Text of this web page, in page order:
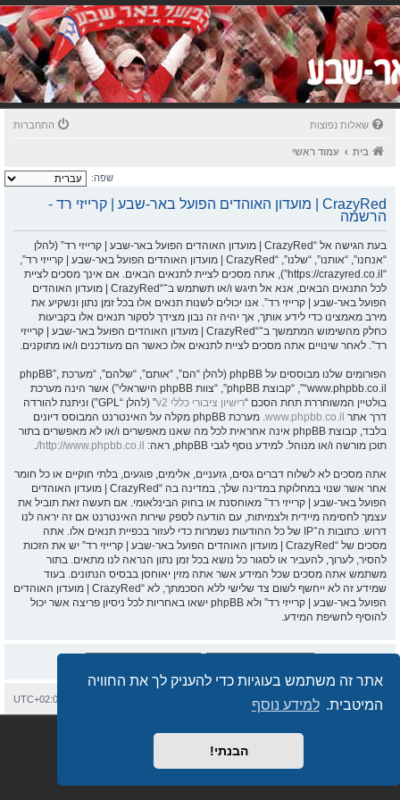
אתר זה משתמש בעוגיות כדי להעניק לך את החוויה
המיטבית. למידע נוסף
הבנתי!
שאלות נפוצות התחברות
בית עמוד ראשי
שפה:
CrazyRed | מועדון האוהדים הפועל באר-שבע | קרייזי רד -
הרשמה
בעת הגישה אל “CrazyRed | מועדון האוהדים הפועל באר-שבע | קרייזי רד” (להלן
“אנחנו”, “אותנו”, “שלנו”, “CrazyRed | מועדון האוהדים הפועל באר-שבע | קרייזי רד”,
“https://crazyred.co.il”), אתה מסכים לציית לתנאים הבאים. אם אינך מסכים לציית
לכל התנאים הבאים, אנא אל תיגש ו/או תשתמש ב־“CrazyRed | מועדון האוהדים
הפועל באר-שבע | קרייזי רד”. אנו יכולים לשנות תנאים אלו בכל זמן נתון ונשקיע את
מירב מאמצינו כדי לידע אותך, אך יהיה זה נבון מצידך לסקור תנאים אלו בקביעות
כחלק מהשימוש המתמשך ב־“CrazyRed | מועדון האוהדים הפועל באר-שבע | קרייזי
רד”. לאחר שינויים אתה מסכים לציית לתנאים אלו כאשר הם מעודכנים ו/או מתוקנים.
הפורומים שלנו מבוססים על phpBB (להלן “הם”, “אותם”, “שלהם”, “מערכת phpBB”,
“www.phpbb.co.il”, “קבוצת phpBB”, “צוות phpBB הישראלי”) אשר הינה מערכת
בולטיין המשוחררת תחת הסכם “רישיון ציבורי כללי v2
” (להלן “GPL”) וניתנת להורדה
דרך אתר www.phpbb.co.il
. מערכת phpBB מקלה על האינטרנט המבוסס דיונים
בלבד, קבוצת phpBB אינה אחראית לכל מה שאנו מאפשרים ו/או לא מאפשרים בתור
תוכן מורשה ו/או מנוהל. למידע נוסף לגבי phpBB, ראה:
http://www.phpbb.co.il/
.
אתה מסכים לא לשלוח דברים גסים, גזעניים, אלימים, פוגעים, בלתי חוקיים או כל חומר
אחר אשר שנוי במחלוקת במדינה שלך, במדינה בה “CrazyRed | מועדון האוהדים
הפועל באר-שבע | קרייזי רד” מאוחסנת או בחוק הבינלאומי. אם תעשה זאת תוביל את
עצמך לחסימה מיידית ולצמיתות, עם הודעה לספק שירות האינטרנט אם זה יראה לנו
דרוש. כתובות ה־IP של כל ההודעות נשמרות כדי לעזור בכפיית תנאים אלו. אתה
מסכים של “CrazyRed | מועדון האוהדים הפועל באר-שבע | קרייזי רד” יש את הזכות
להסיר, לערוך, להעביר או לסגור כל נושא בכל זמן נתון הנראה לנו מתאים. בתור
משתמש אתה מסכים שכל המידע אשר אתה מזין יאוחסן בבסיס הנתונים. בעוד
שמידע זה לא ייחשף לשום צד שלישי ללא הסכמתך, לא “CrazyRed | מועדון האוהדים
הפועל באר-שבע | קרייזי רד” ולא phpBB ישאו באחריות לכל ניסיון פריצה אשר יכול
להוסיף לחשיפת המידע.
בית עמוד ראשי UTC+02:00 יצירת קשר
מופעל על ידיphpBB
® Forum Software © phpBB Limited